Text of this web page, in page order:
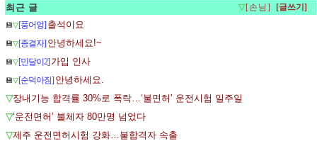
최근 글 ▽[손님]
💾▽[풍어엉] 출석이요
💾▽[종결자] 안녕하세요!~
💾▽[민달이2] 가입 인사
💾▽[순덕아짐] 안녕하세요.
▽장내기능 합격률 30%로 폭락…‘불면허’ 운전시험 일주일
▽‘운전면허’ 불체자 80만명 넘었다
▽제주 운전면허시험 강화…불합격자 속출